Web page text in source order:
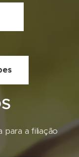
para a filiação